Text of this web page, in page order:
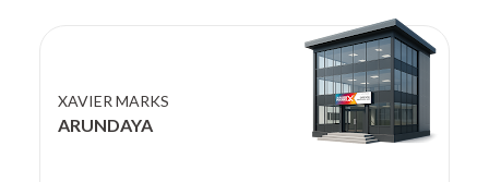
XAVIER MARKS
ARUNDAYA